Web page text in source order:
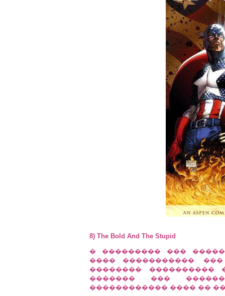
8) The Bold And The Stupid
� ��������� ���
���� �����������.
�������� ����������
������� ���
������������ ���� ��